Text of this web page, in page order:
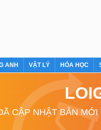
ANH VẬT LÝ HÓA HỌC
CẬP NHẬT BẢN MỚI